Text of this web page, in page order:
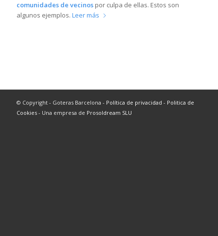
comunidades de vecinos por culpa de ellas. Estos son
algunos ejemplos. Leer más
© Copyright - Goteras Barcelona - Política de privacidad - Politica de
Cookies- Una empresa de Prosoldream SLU